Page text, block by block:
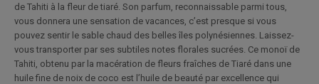
de Tahiti à la fleur de tiaré. Son parfum, reconnaissable parmi tous,
vous donnera une sensation de vacances, c’est presque si vous
pouvez sentir le sable chaud des belles îles polynésiennes. Laissez-
vous transporter par ses subtiles notes florales sucrées. Ce monoï de
Tahiti, obtenu par la macération de fleurs fraîches de Tiaré dans une
huile fine de noix de coco est l’huile de beauté par excellence qui